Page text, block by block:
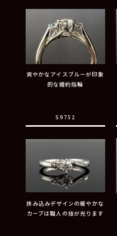
爽やかなアイスブルーが印象
的な婚約指輪
S9752
挟み込みデザインの緩やかな
カーブは職人の技が光ります